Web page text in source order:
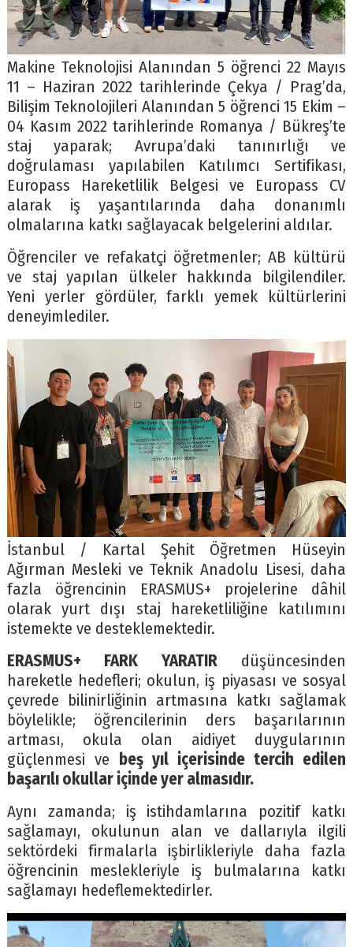
Makine Teknolojisi Alanından 5 öğrenci 22 Mayıs
11 – Haziran 2022 tarihlerinde Çekya / Prag’da,
Bilişim Teknolojileri Alanından 5 öğrenci 15 Ekim –
04 Kasım 2022 tarihlerinde Romanya / Bükreş’te
staj yaparak; Avrupa’daki tanınırlığı ve
doğrulaması yapılabilen Katılımcı Sertifikası,
Europass Hareketlilik Belgesi ve Europass CV
alarak iş yaşantılarında daha donanımlı
olmalarına katkı sağlayacak belgelerini aldılar.
Öğrenciler ve refakatçi öğretmenler; AB kültürü
ve staj yapılan ülkeler hakkında bilgilendiler.
Yeni yerler gördüler, farklı yemek kültürlerini
deneyimlediler.
İstanbul / Kartal Şehit Öğretmen Hüseyin
Ağırman Mesleki ve Teknik Anadolu Lisesi, daha
fazla öğrencinin ERASMUS+ projelerine dâhil
olarak yurt dışı staj hareketliliğine katılımını
istemekte ve desteklemektedir.
ERASMUS+ FARK YARATIRdüşüncesinden
hareketle hedefleri; okulun, iş piyasası ve sosyal
çevrede bilinirliğinin artmasına katkı sağlamak
böylelikle; öğrencilerinin ders başarılarının
artması, okula olan aidiyet duygularının
güçlenmesi ve beş yıl içerisinde tercih edilen
başarılı okullar içinde yer almasıdır.
Aynı zamanda; iş istihdamlarına pozitif katkı
sağlamayı, okulunun alan ve dallarıyla ilgili
sektördeki firmalarla işbirlikleriyle daha fazla
öğrencinin meslekleriyle iş bulmalarına katkı
sağlamayı hedeflemektedirler.